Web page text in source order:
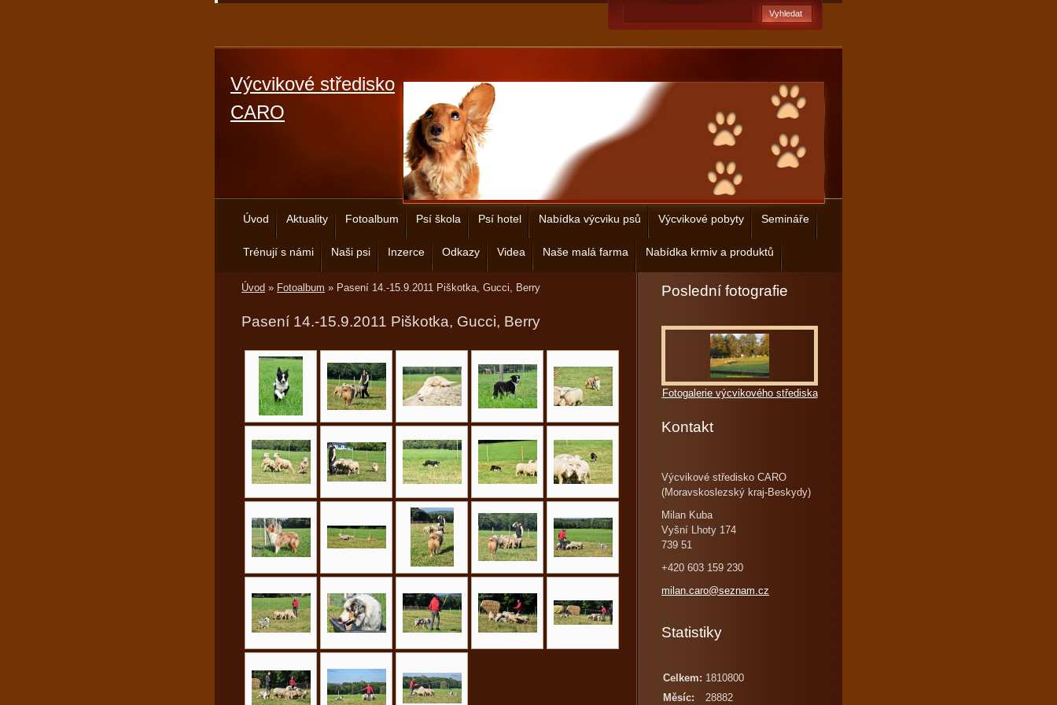
Výcvikové středisko
CARO
Úvod Aktuality Fotoalbum Psí škola Psí hotel Nabídka výcviku psů Výcvikové pobyty Semináře
Trénují s námi Naši psi Inzerce Odkazy Videa Naše malá farma Nabídka krmiv a produktů
Úvod » Fotoalbum » Pasení 14.-15.9.2011 Piškotka, Gucci, Berry
Pasení 14.-15.9.2011 Piškotka, Gucci, Berry
Poslední fotografie
Fotogalerie výcvikového střediska
Kontakt
Výcvikové středisko CARO
(Moravskoslezský kraj-Beskydy)
Milan Kuba
Vyšní Lhoty 174
739 51
+420 603 159 230
milan.caro@seznam.cz
Statistiky
Celkem: 1810800
Měsíc:
28882